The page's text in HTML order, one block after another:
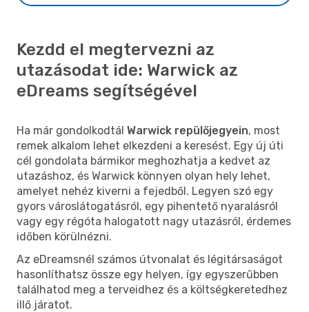
Kezdd el megtervezni az
utazásodat ide: Warwick az
eDreams segítségével
Ha már gondolkodtál Warwick repülőjegyein, most
remek alkalom lehet elkezdeni a keresést. Egy új úti
cél gondolata bármikor meghozhatja a kedvet az
utazáshoz, és Warwick könnyen olyan hely lehet,
amelyet nehéz kiverni a fejedből. Legyen szó egy
gyors városlátogatásról, egy pihentető nyaralásról
vagy egy régóta halogatott nagy utazásról, érdemes
időben körülnézni.
Az eDreamsnél számos útvonalat és légitársaságot
hasonlíthatsz össze egy helyen, így egyszerűbben
találhatod meg a terveidhez és a költségkeretedhez
illő járatot.